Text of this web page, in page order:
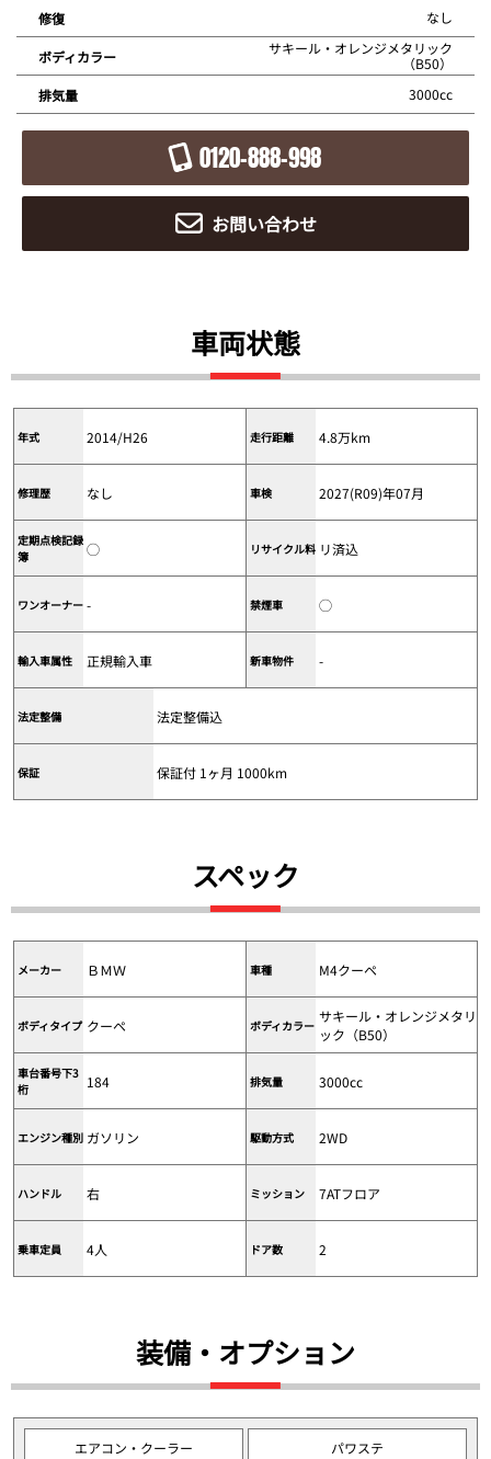
修復 なし
ボディカラー
サキール・オレンジメタリック
（B50）
排気量
3000cc
0120-888-998
お問い合わせ
車両状態
年式 2014/H26 走行距離 4.8万km
修理歴 なし 車検 2027(R09)年07月
定期点検記録
簿
◯ リサイクル料 リ済込
ワンオーナー - 禁煙車 ◯
輸入車属性 正規輸入車 新車物件 -
法定整備 法定整備込
保証 保証付 1ヶ月 1000km
スペック
メーカー ＢＭＷ 車種 M4クーペ
ボディタイプ クーペ ボディカラー サキール・オレンジメタリ
ック（B50）
車台番号下3
桁
184 排気量 3000cc
エンジン種別 ガソリン 駆動方式 2WD
ハンドル 右 ミッション 7ATフロア
乗車定員 4人 ドア数 2
装備・オプション
エアコン・クーラー パワステ